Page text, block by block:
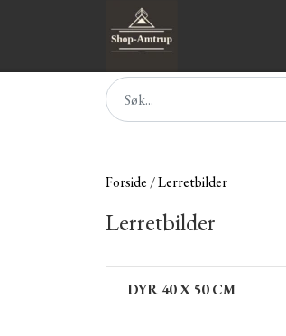
Forside Lerretbilder
Lerretbilder
DYR 40 X 50 CM